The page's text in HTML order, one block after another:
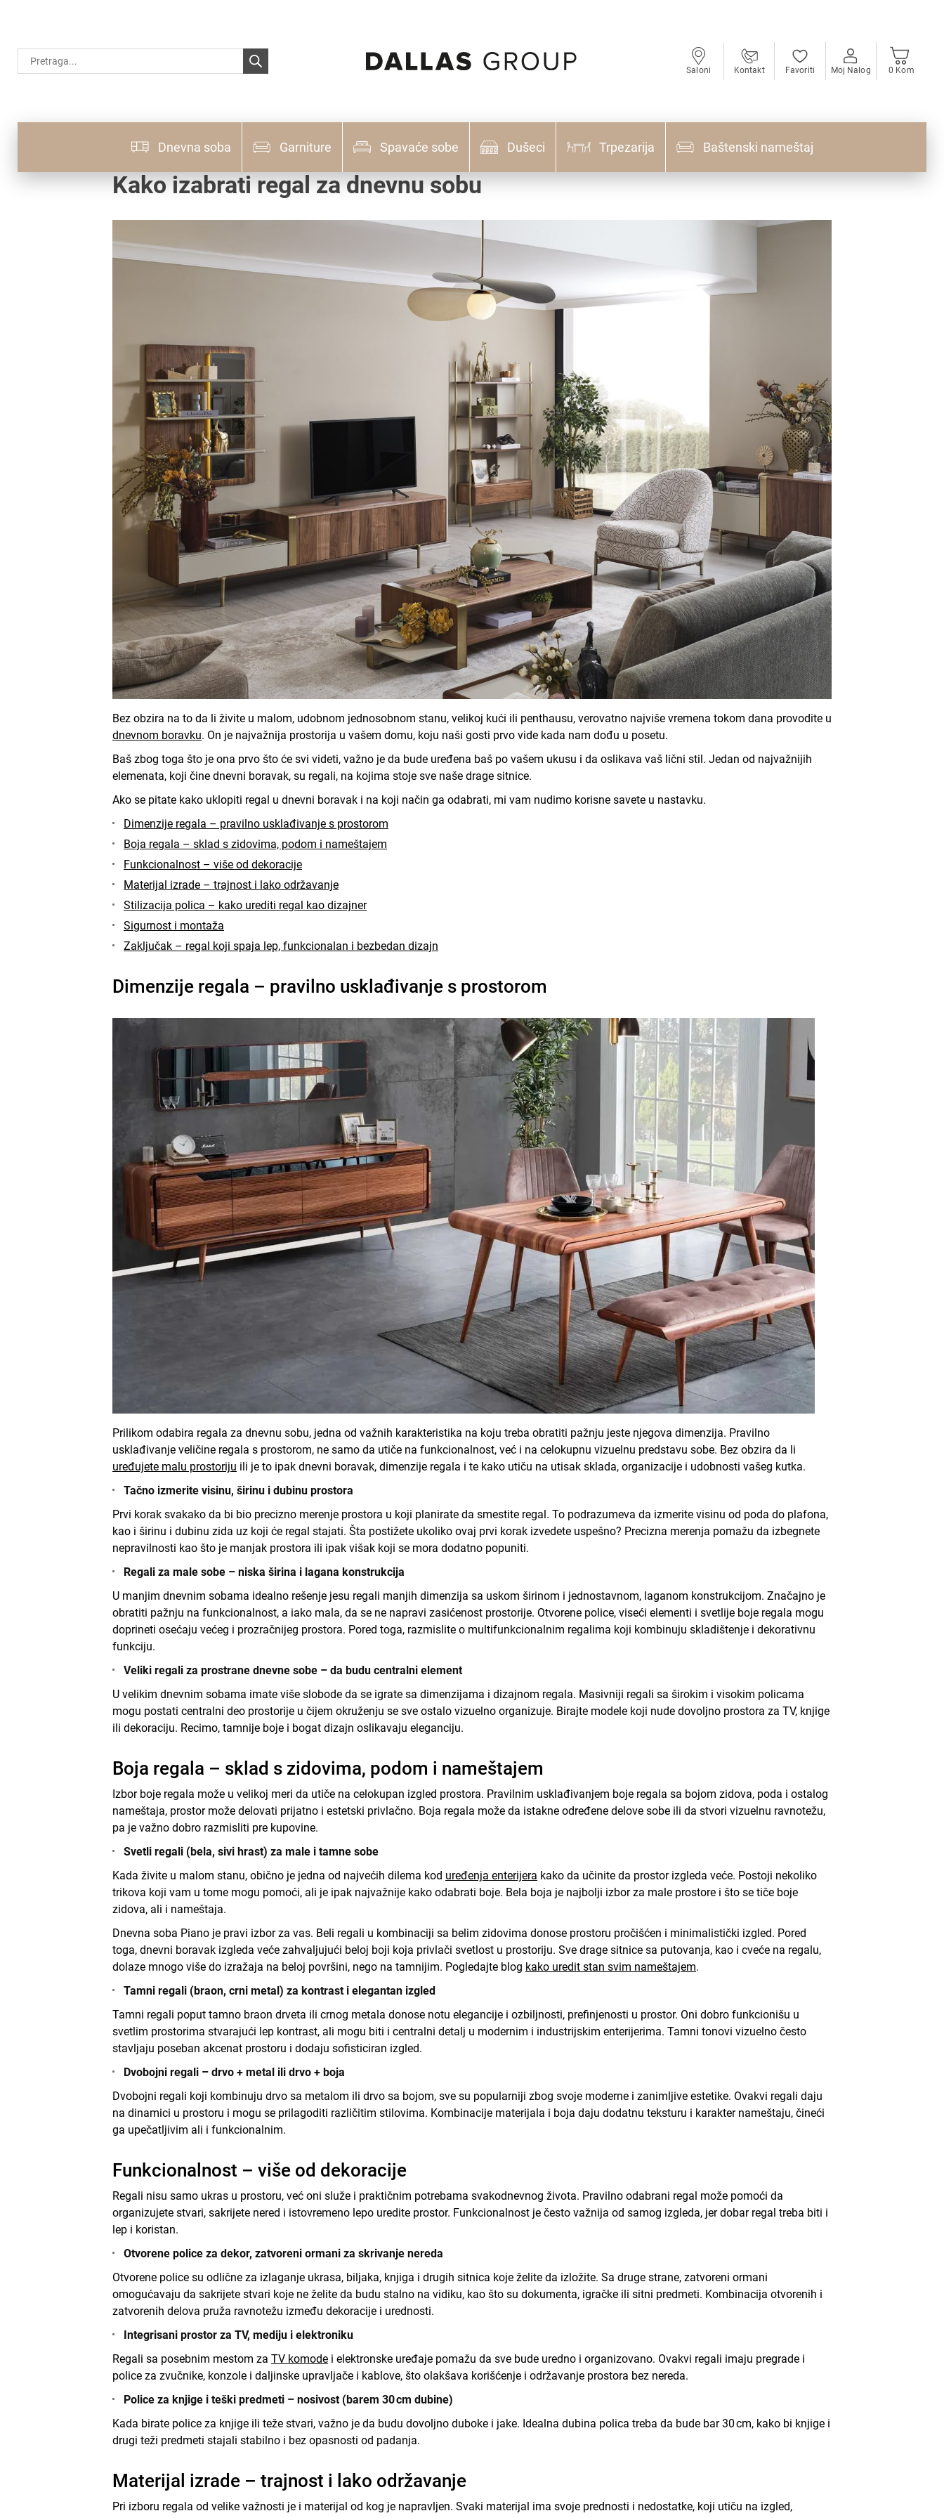
Products
search
Saloni Kontakt Favoriti Moj Nalog 0 Kom
Dnevna soba Garniture Spavaće sobe Dušeci Trpezarija Baštenski nameštaj
Kako izabrati regal za dnevnu sobu
Bez obzira na to da li živite u malom, udobnom jednosobnom stanu, velikoj kući ili penthausu, verovatno najviše vremena tokom dana provodite u
dnevnom boravku. On je najvažnija prostorija u vašem domu, koju naši gosti prvo vide kada nam dođu u posetu.
Baš zbog toga što je ona prvo što će svi videti, važno je da bude uređena baš po vašem ukusu i da oslikava vaš lični stil. Jedan od najvažnijih
elemenata, koji čine dnevni boravak, su regali, na kojima stoje sve naše drage sitnice.
Ako se pitate kako uklopiti regal u dnevni boravak i na koji način ga odabrati, mi vam nudimo korisne savete u nastavku.
Dimenzije regala – pravilno usklađivanje s prostorom
Boja regala – sklad s zidovima, podom i nameštajem
Funkcionalnost – više od dekoracije
Materijal izrade – trajnost i lako održavanje
Stilizacija polica – kako urediti regal kao dizajner
Sigurnost i montaža
Zaključak – regal koji spaja lep, funkcionalan i bezbedan dizajn
Dimenzije regala – pravilno usklađivanje s prostorom
Prilikom odabira regala za dnevnu sobu, jedna od važnih karakteristika na koju treba obratiti pažnju jeste njegova dimenzija. Pravilno
usklađivanje veličine regala s prostorom, ne samo da utiče na funkcionalnost, već i na celokupnu vizuelnu predstavu sobe. Bez obzira da li
uređujete malu prostoriju ili je to ipak dnevni boravak, dimenzije regala i te kako utiču na utisak sklada, organizacije i udobnosti vašeg kutka.
Tačno izmerite visinu, širinu i dubinu prostora
Prvi korak svakako da bi bio precizno merenje prostora u koji planirate da smestite regal. To podrazumeva da izmerite visinu od poda do plafona,
kao i širinu i dubinu zida uz koji će regal stajati. Šta postižete ukoliko ovaj prvi korak izvedete uspešno? Precizna merenja pomažu da izbegnete
nepravilnosti kao što je manjak prostora ili ipak višak koji se mora dodatno popuniti.
Regali za male sobe – niska širina i lagana konstrukcija
U manjim dnevnim sobama idealno rešenje jesu regali manjih dimenzija sa uskom širinom i jednostavnom, laganom konstrukcijom. Značajno je
obratiti pažnju na funkcionalnost, a iako mala, da se ne napravi zasićenost prostorije. Otvorene police, viseći elementi i svetlije boje regala mogu
doprineti osećaju većeg i prozračnijeg prostora. Pored toga, razmislite o multifunkcionalnim regalima koji kombinuju skladištenje i dekorativnu
funkciju.
Veliki regali za prostrane dnevne sobe – da budu centralni element
U velikim dnevnim sobama imate više slobode da se igrate sa dimenzijama i dizajnom regala. Masivniji regali sa širokim i visokim policama
mogu postati centralni deo prostorije u čijem okruženju se sve ostalo vizuelno organizuje. Birajte modele koji nude dovoljno prostora za TV, knjige
ili dekoraciju. Recimo, tamnije boje i bogat dizajn oslikavaju eleganciju.
Boja regala – sklad s zidovima, podom i nameštajem
Izbor boje regala može u velikoj meri da utiče na celokupan izgled prostora. Pravilnim usklađivanjem boje regala sa bojom zidova, poda i ostalog
nameštaja, prostor može delovati prijatno i estetski privlačno. Boja regala može da istakne određene delove sobe ili da stvori vizuelnu ravnotežu,
pa je važno dobro razmisliti pre kupovine.
Svetli regali (bela, sivi hrast) za male i tamne sobe
Kada živite u malom stanu, obično je jedna od najvećih dilema kod uređenja enterijera kako da učinite da prostor izgleda veće. Postoji nekoliko
trikova koji vam u tome mogu pomoći, ali je ipak najvažnije kako odabrati boje. Bela boja je najbolji izbor za male prostore i što se tiče boje
zidova, ali i nameštaja.
Dnevna soba Piano je pravi izbor za vas. Beli regali u kombinaciji sa belim zidovima donose prostoru pročišćen i minimalistički izgled. Pored
toga, dnevni boravak izgleda veće zahvaljujući beloj boji koja privlači svetlost u prostoriju. Sve drage sitnice sa putovanja, kao i cveće na regalu,
dolaze mnogo više do izražaja na beloj površini, nego na tamnijim. Pogledajte blog kako uredit stan svim nameštajem.
Tamni regali (braon, crni metal) za kontrast i elegantan izgled
Tamni regali poput tamno braon drveta ili crnog metala donose notu elegancije i ozbiljnosti, prefinjenosti u prostor. Oni dobro funkcionišu u
svetlim prostorima stvarajući lep kontrast, ali mogu biti i centralni detalj u modernim i industrijskim enterijerima. Tamni tonovi vizuelno često
stavljaju poseban akcenat prostoru i dodaju sofisticiran izgled.
Dvobojni regali – drvo + metal ili drvo + boja
Dvobojni regali koji kombinuju drvo sa metalom ili drvo sa bojom, sve su popularniji zbog svoje moderne i zanimljive estetike. Ovakvi regali daju
na dinamici u prostoru i mogu se prilagoditi različitim stilovima. Kombinacije materijala i boja daju dodatnu teksturu i karakter nameštaju, čineći
ga upečatljivim ali i funkcionalnim.
Funkcionalnost – više od dekoracije
Regali nisu samo ukras u prostoru, već oni služe i praktičnim potrebama svakodnevnog života. Pravilno odabrani regal može pomoći da
organizujete stvari, sakrijete nered i istovremeno lepo uredite prostor. Funkcionalnost je često važnija od samog izgleda, jer dobar regal treba biti i
lep i koristan.
Otvorene police za dekor, zatvoreni ormani za skrivanje nereda
Otvorene police su odlične za izlaganje ukrasa, biljaka, knjiga i drugih sitnica koje želite da izložite. Sa druge strane, zatvoreni ormani
omogućavaju da sakrijete stvari koje ne želite da budu stalno na vidiku, kao što su dokumenta, igračke ili sitni predmeti. Kombinacija otvorenih i
zatvorenih delova pruža ravnotežu između dekoracije i urednosti.
Integrisani prostor za TV, mediju i elektroniku
Regali sa posebnim mestom za TV komode i elektronske uređaje pomažu da sve bude uredno i organizovano. Ovakvi regali imaju pregrade i
police za zvučnike, konzole i daljinske upravljače i kablove, što olakšava korišćenje i održavanje prostora bez nereda.
Police za knjige i teški predmeti – nosivost (barem 30 cm dubine)
Kada birate police za knjige ili teže stvari, važno je da budu dovoljno duboke i jake. Idealna dubina polica treba da bude bar 30 cm, kako bi knjige i
drugi teži predmeti stajali stabilno i bez opasnosti od padanja.
Materijal izrade – trajnost i lako održavanje
Pri izboru regala od velike važnosti je i materijal od kog je napravljen. Svaki materijal ima svoje prednosti i nedostatke, koji utiču na izgled,